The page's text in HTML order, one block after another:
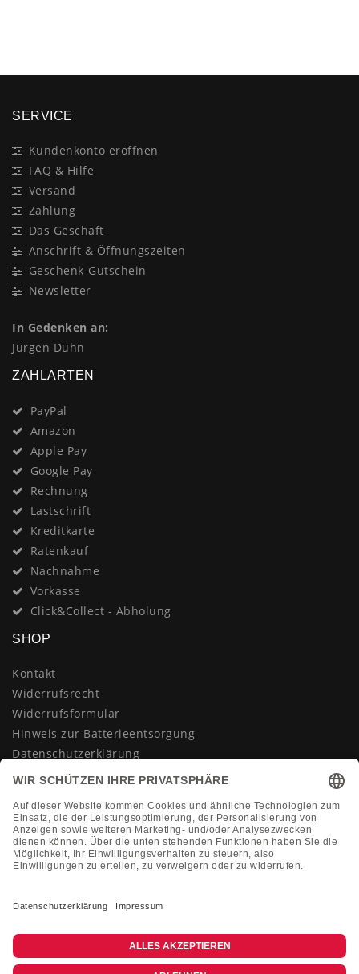
SERVICE
Kundenkonto eröffnen
FAQ & Hilfe
Versand
Zahlung
Das Geschäft
Anschrift & Öffnungszeiten
Geschenk-Gutschein
Newsletter
In Gedenken an:
Jürgen Duhn
ZAHLARTEN
PayPal
Amazon
Apple Pay
Google Pay
Rechnung
Lastschrift
Kreditkarte
Ratenkauf
Nachnahme
Vorkasse
Click&Collect - Abholung
SHOP
Kontakt
Widerrufsrecht
Widerrufsformular
Hinweis zur Batterieentsorgung
Datenschutzerklärung
AGB
Vertrag widerrufen
KONTAKT
+49 (0)2133 210433
shop@dienadel.de
Kieler Str. 18 - 41540 Dormagen